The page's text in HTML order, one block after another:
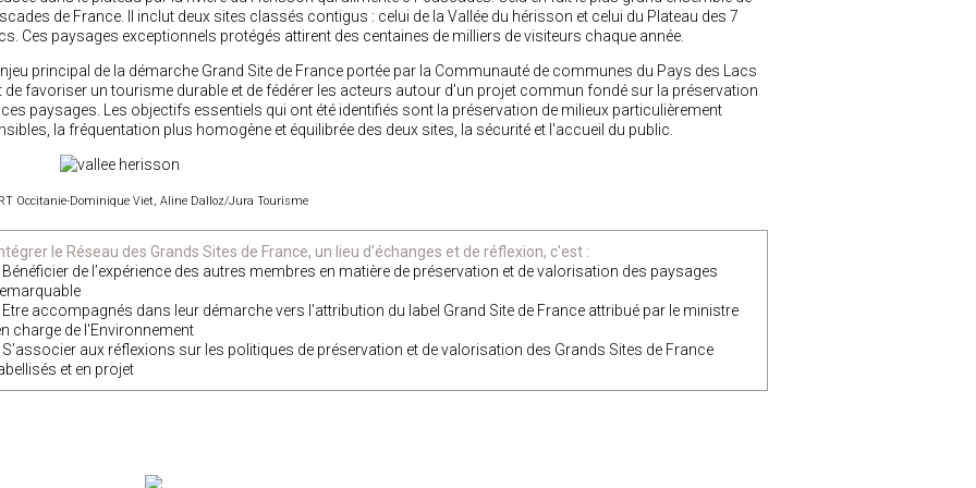
de France. Il inclut deux sites classés contigus : celui de la Vallée du hérisson et celui du Plateau des 7
Ces paysages exceptionnels protégés attirent des centaines de milliers de visiteurs chaque année.
principal de la démarche Grand Site de France portée par la Communauté de communes du Pays des Lacs
de favoriser un tourisme durable et de fédérer les acteurs autour d’un projet commun fondé sur la préservation
ces paysages. Les objectifs essentiels qui ont été identifiés sont la préservation de milieux particulièrement
la fréquentation plus homogène et équilibrée des deux sites, la sécurité et l'accueil du public.
Occitanie-Dominique Viet, Aline Dalloz/Jura Tourisme
le Réseau des Grands Sites de France, un lieu d'échanges et de réflexion, c'est :
Bénéficier de l’expérience des autres membres en matière de préservation et de valorisation des paysages
Etre accompagnés dans leur démarche vers l’attribution du label Grand Site de France attribué par le ministre
charge de l'Environnement
S’associer aux réflexions sur les politiques de préservation et de valorisation des Grands Sites de France
et en projet